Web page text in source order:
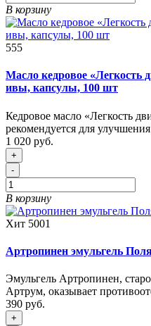
В корзину
555
Масло кедровое «Легкость
ивы, капсулы, 100 шт
Кедровое масло «Легкость
рекомендуется для
1 020 руб.
+
-
В корзину
Хит 5001
Артропинен эмульгель
Эмульгель Артропинен,
Артрум, оказывает
390 руб.
+